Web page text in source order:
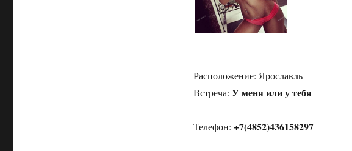
Расположение: Ярославль
Встреча: У меня или у тебя
Телефон: +7(4852)436158297